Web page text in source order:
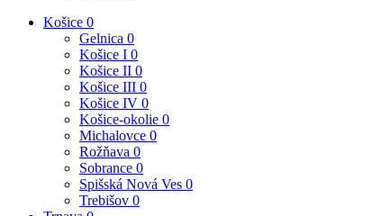
Košice 0
Gelnica 0
Košice I 0
Košice II 0
Košice III 0
Košice IV 0
Košice-okolie 0
Michalovce 0
Rožňava 0
Sobrance 0
Spišská Nová Ves 0
Trebišov 0